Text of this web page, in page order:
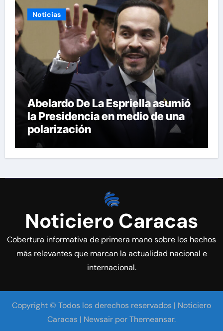
Noticias
Abelardo De La Espriella asumió
la Presidencia en medio de una
polarización
Noticiero Caracas
Cobertura informativa de primera mano sobre los hechos
más relevantes que marcan la actualidad nacional e
internacional.
Copyright © Todos los derechos reservados | Noticiero
Caracas | Newsair porThemeansar.